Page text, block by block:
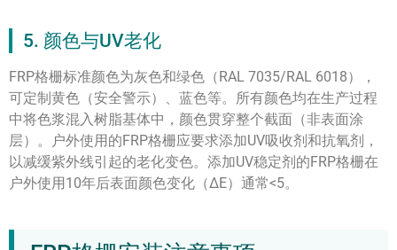
5. 颜色与UV老化
FRP格栅标准颜色为灰色和绿色（RAL 7035/RAL 6018），
可定制黄色（安全警示）、蓝色等。所有颜色均在生产过程
中将色浆混入树脂基体中，颜色贯穿整个截面（非表面涂
层）。户外使用的FRP格栅应要求添加UV吸收剂和抗氧剂，
以减缓紫外线引起的老化变色。添加UV稳定剂的FRP格栅在
户外使用10年后表面颜色变化（ΔE）通常<5。